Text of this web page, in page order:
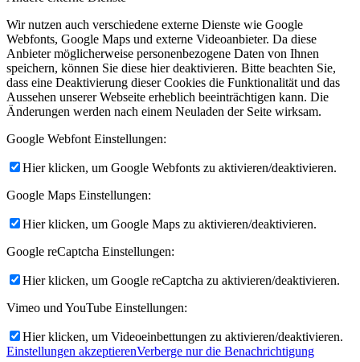
Wir nutzen auch verschiedene externe Dienste wie Google
Webfonts, Google Maps und externe Videoanbieter. Da diese
Anbieter möglicherweise personenbezogene Daten von Ihnen
speichern, können Sie diese hier deaktivieren. Bitte beachten Sie,
dass eine Deaktivierung dieser Cookies die Funktionalität und das
Aussehen unserer Webseite erheblich beeinträchtigen kann. Die
Änderungen werden nach einem Neuladen der Seite wirksam.
Google Webfont Einstellungen:
Hier klicken, um Google Webfonts zu aktivieren/deaktivieren.
Google Maps Einstellungen:
Hier klicken, um Google Maps zu aktivieren/deaktivieren.
Google reCaptcha Einstellungen:
Hier klicken, um Google reCaptcha zu aktivieren/deaktivieren.
Vimeo und YouTube Einstellungen:
Hier klicken, um Videoeinbettungen zu aktivieren/deaktivieren.
Einstellungen akzeptierenVerberge nur die Benachrichtigung